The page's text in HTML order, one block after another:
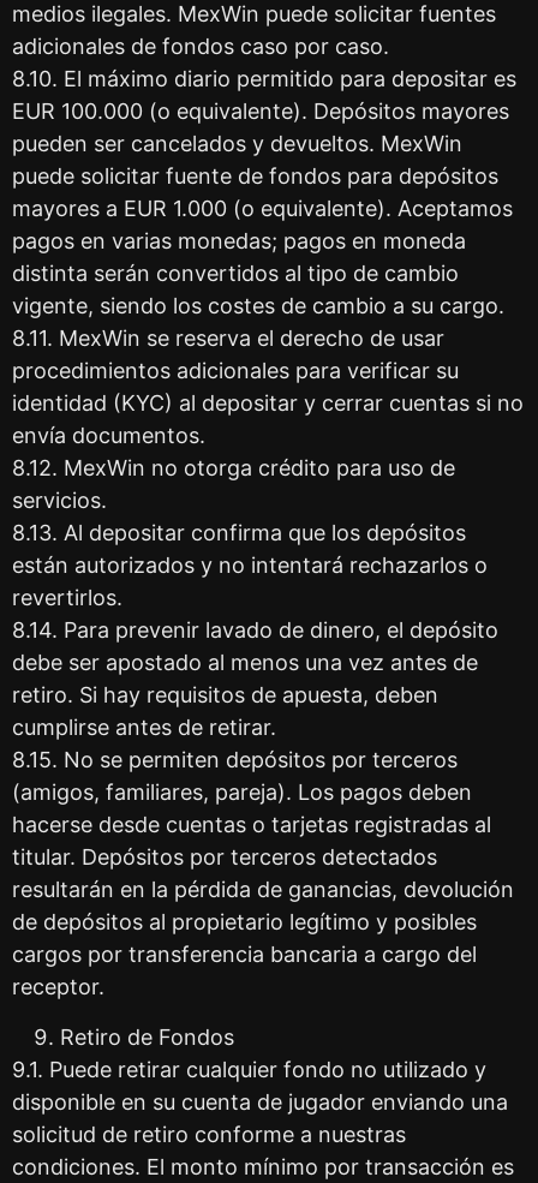
medios ilegales. MexWin puede solicitar fuentes
adicionales de fondos caso por caso.
8.10. El máximo diario permitido para depositar es
EUR 100.000 (o equivalente). Depósitos mayores
pueden ser cancelados y devueltos. MexWin
puede solicitar fuente de fondos para depósitos
mayores a EUR 1.000 (o equivalente). Aceptamos
pagos en varias monedas; pagos en moneda
distinta serán convertidos al tipo de cambio
vigente, siendo los costes de cambio a su cargo.
8.11. MexWin se reserva el derecho de usar
procedimientos adicionales para verificar su
identidad (KYC) al depositar y cerrar cuentas si no
envía documentos.
8.12. MexWin no otorga crédito para uso de
servicios.
8.13. Al depositar confirma que los depósitos
están autorizados y no intentará rechazarlos o
revertirlos.
8.14. Para prevenir lavado de dinero, el depósito
debe ser apostado al menos una vez antes de
retiro. Si hay requisitos de apuesta, deben
cumplirse antes de retirar.
8.15. No se permiten depósitos por terceros
(amigos, familiares, pareja). Los pagos deben
hacerse desde cuentas o tarjetas registradas al
titular. Depósitos por terceros detectados
resultarán en la pérdida de ganancias, devolución
de depósitos al propietario legítimo y posibles
cargos por transferencia bancaria a cargo del
receptor.
Retiro de Fondos
9.1. Puede retirar cualquier fondo no utilizado y
disponible en su cuenta de jugador enviando una
solicitud de retiro conforme a nuestras
condiciones. El monto mínimo por transacción es